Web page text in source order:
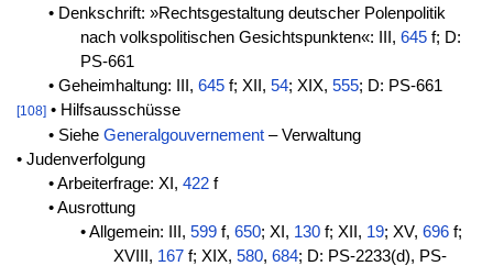
• Denkschrift: »Rechtsgestaltung deutscher Polenpolitik
nach volkspolitischen Gesichtspunkten«: III,645 f; D:
PS-661
• Geheimhaltung: III, 645f; XII, 54; XIX, 555; D: PS-661
[108]• Hilfsausschüsse
• Siehe Generalgouvernement– Verwaltung
• Judenverfolgung
• Arbeiterfrage: XI, 422f
• Ausrottung
• Allgemein: III,599 f,650; XI, 130 f; XII, 19; XV,696 f;
XVIII, 167f; XIX, 580, 684; D: PS-2233(d), PS-